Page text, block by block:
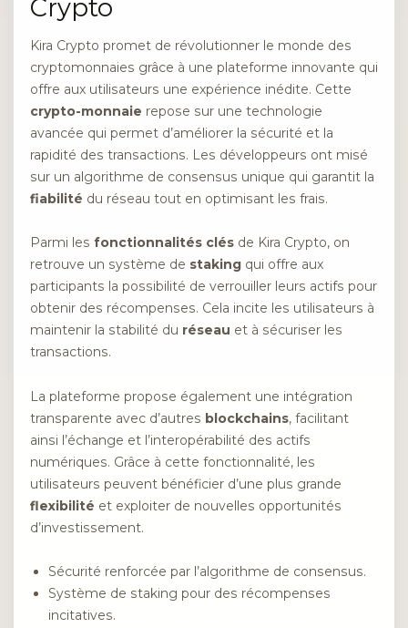
Crypto
Kira Crypto promet de révolutionner le monde des
cryptomonnaies grâce à une plateforme innovante qui
offre aux utilisateurs une expérience inédite. Cette
crypto-monnaie repose sur une technologie
avancée qui permet d’améliorer la sécurité et la
rapidité des transactions. Les développeurs ont misé
sur un algorithme de consensus unique qui garantit la
fiabilité du réseau tout en optimisant les frais.
Parmi les fonctionnalités clés de Kira Crypto, on
retrouve un système de staking qui offre aux
participants la possibilité de verrouiller leurs actifs pour
obtenir des récompenses. Cela incite les utilisateurs à
maintenir la stabilité du réseau et à sécuriser les
transactions.
La plateforme propose également une intégration
transparente avec d’autres blockchains, facilitant
ainsi l’échange et l’interopérabilité des actifs
numériques. Grâce à cette fonctionnalité, les
utilisateurs peuvent bénéficier d’une plus grande
flexibilité et exploiter de nouvelles opportunités
d’investissement.
Sécurité renforcée par l’algorithme de consensus.
Système de staking pour des récompenses
incitatives.